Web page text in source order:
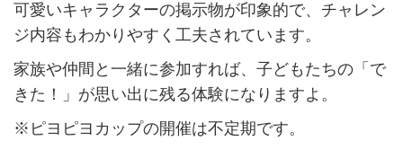
可愛いキャラクターの掲示物が印象的で、チャレン
ジ内容もわかりやすく工夫されています。
家族や仲間と一緒に参加すれば、子どもたちの「で
きた！」が思い出に残る体験になりますよ。
※ピヨピヨカップの開催は不定期です。